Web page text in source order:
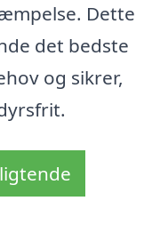
Dette
det bedste
og sikrer,